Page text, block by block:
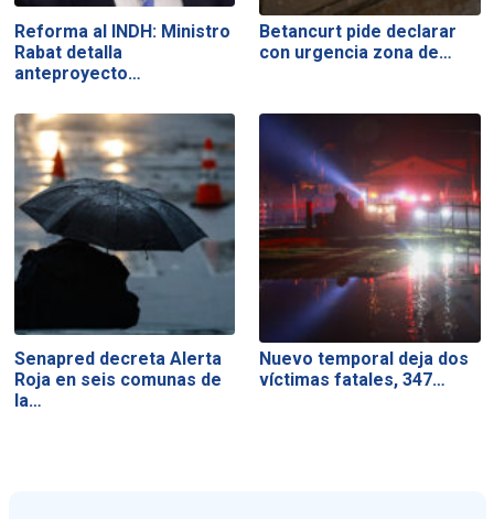
Reforma al INDH: Ministro
Rabat detalla
anteproyecto…
Betancurt pide declarar
con urgencia zona de…
Senapred decreta Alerta
Roja en seis comunas de
la…
Nuevo temporal deja dos
víctimas fatales, 347…